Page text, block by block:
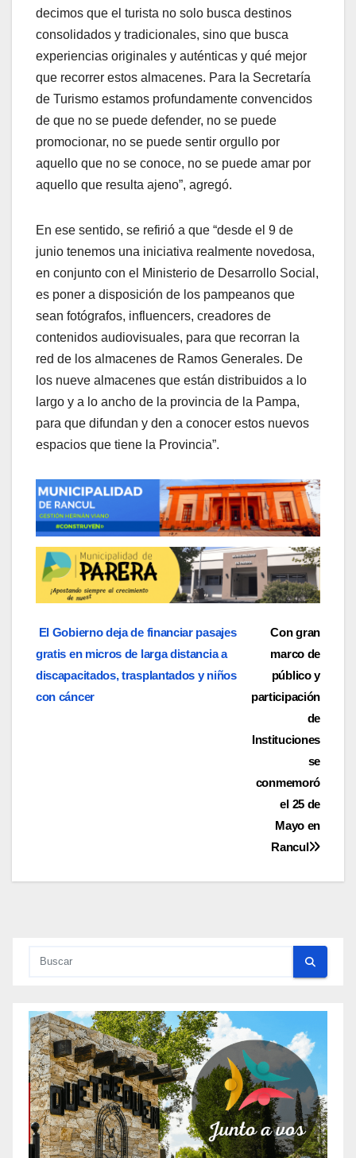
decimos que el turista no solo busca destinos
consolidados y tradicionales, sino que busca
experiencias originales y auténticas y qué mejor
que recorrer estos almacenes. Para la Secretaría
de Turismo estamos profundamente convencidos
de que no se puede defender, no se puede
promocionar, no se puede sentir orgullo por
aquello que no se conoce, no se puede amar por
aquello que resulta ajeno”, agregó.
En ese sentido, se refirió a que “desde el 9 de
junio tenemos una iniciativa realmente novedosa,
en conjunto con el Ministerio de Desarrollo Social,
es poner a disposición de los pampeanos que
sean fotógrafos, influencers, creadores de
contenidos audiovisuales, para que recorran la
red de los almacenes de Ramos Generales. De
los nueve almacenes que están distribuidos a lo
largo y a lo ancho de la provincia de la Pampa,
para que difundan y den a conocer estos nuevos
espacios que tiene la Provincia”.
Navegación
de
entradas
Con gran
marco de
público y
participación
de
Instituciones
se
conmemoró
el 25 de
Mayo en
Rancul
El Gobierno deja de financiar pasajes
gratis en micros de larga distancia a
discapacitados, trasplantados y niños
con cáncer